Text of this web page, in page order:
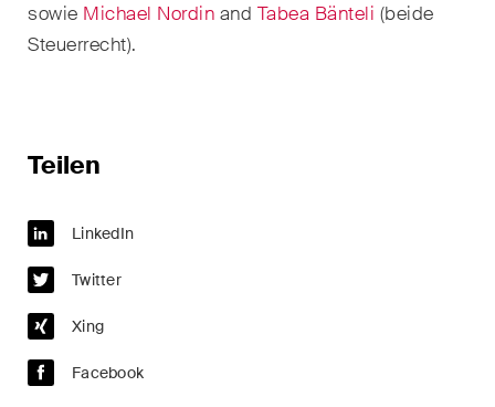
sowie Michael Nordin and Tabea Bänteli (beide
Steuerrecht).
Teilen
LinkedIn
Twitter
Xing
Facebook
ICT / Data / Cyberkriminalität
Internationale
Sportrecht
Life Sciences
Private Wealth